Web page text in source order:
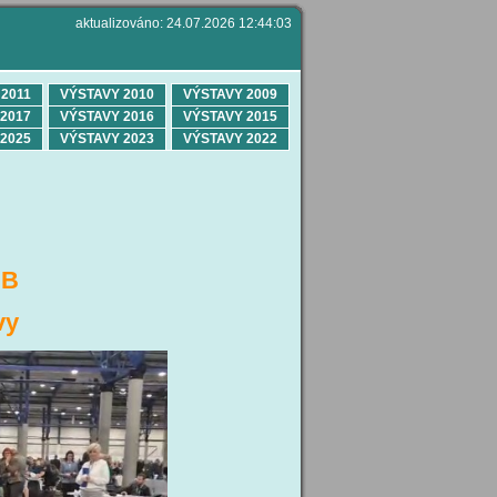
aktualizováno: 24.07.2026 12:44:03
VÝSTAVY 2009
VÝSTAVY 2010
VÝSTAVY 2015
VÝSTAVY 2016
VÝSTAVY 2022
VÝSTAVY 2023